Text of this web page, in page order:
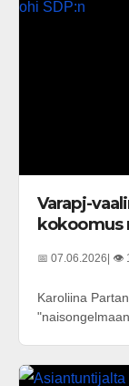
Varapj-
kokoomus
📅 07.06.2026| 👁️
Karoliina